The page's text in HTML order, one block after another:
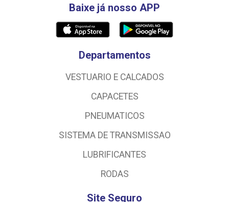
Baixe já nosso APP
Departamentos
VESTUARIO E CALCADOS
CAPACETES
PNEUMATICOS
SISTEMA DE TRANSMISSAO
LUBRIFICANTES
RODAS
Site Seguro